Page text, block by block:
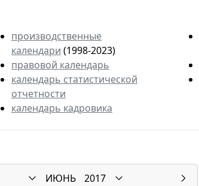
производственные
календари (1998-2023)
правовой календарь
календарь статистической
отчетности
календарь кадровика
ИЮНЬ
2017